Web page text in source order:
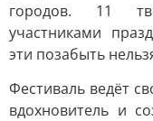
городов. 11
участниками
эти позабыть
Фестиваль ведёт
вдохновитель и